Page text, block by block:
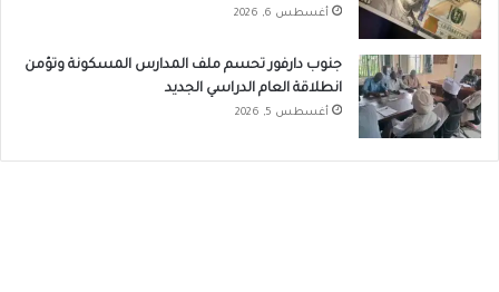
أغسطس 6, 2026
جنوب دارفور تحسم ملف المدارس المسكونة وتؤمن
انطلاقة العام الدراسي الجديد
أغسطس 5, 2026